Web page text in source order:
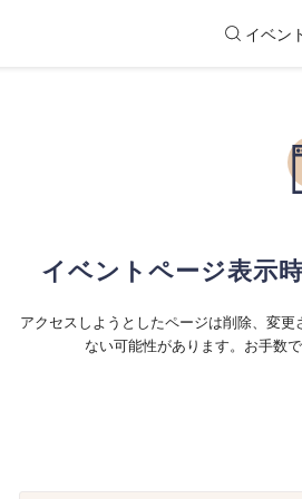
イベン
イベントページ表示
アクセスしようとしたページは削除、変
ない可能性があります。お手数